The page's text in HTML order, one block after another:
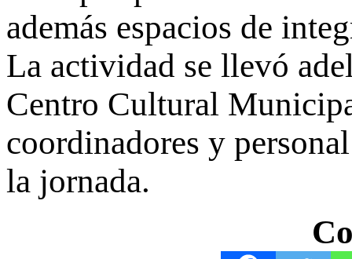
además espacios de
La actividad se llevó
Centro Cultural
coordinadores y
la jornada.